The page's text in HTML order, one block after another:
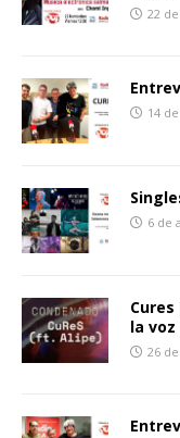
22
14
6 de
la voz
26